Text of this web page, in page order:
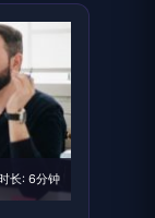
长: 6分钟